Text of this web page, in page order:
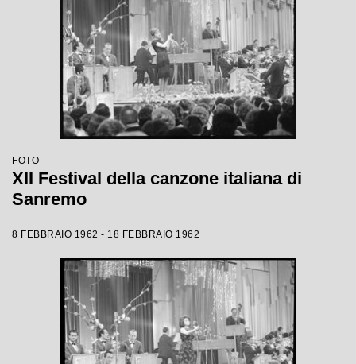
FOTO
XII Festival della canzone italiana di
Sanremo
8 FEBBRAIO 1962 - 18 FEBBRAIO 1962